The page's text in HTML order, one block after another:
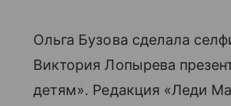
Ольга Бузова сделала
Виктория Лопырева
детям». Редакция «Леди